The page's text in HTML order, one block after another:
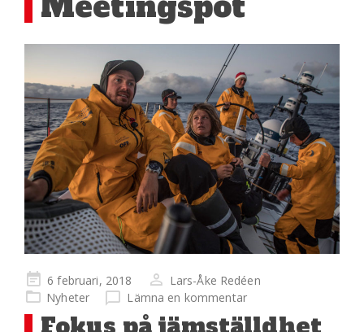
Publicerad
på
6 februari, 2018
Lars-Åke Redéen
Nyheter
Lämna en kommentar